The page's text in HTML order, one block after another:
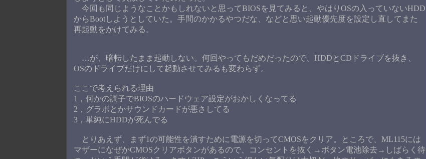
今回も同じようなことかもしれないと思ってBIOSを見てみると、やはりOSの入っていないHDD
からBootしようとしていた。手間のかかるやつだな、などと思い起動優先度を設定し直してまた
再起動をかけてみる。
…が、暗転したまま起動しない。何回やってもだめだったので、HDDとCDドライブを抜き、
OSのドライブだけにして起動させてみるも変わらず。
ここで考えられる理由
1，何かの調子でBIOSのハードウェア設定がおかしくなってる
2，グラボとかサウンドカードが悪さしてる
3，単純にHDDが死んでる
とりあえず、まず1の可能性を潰すために電源を切ってCMOSをクリア。ところで、ML115には
マザーになぜかCMOSクリアボタンがあるので、コンセントを抜く→ボタン電池除去→しばらく待